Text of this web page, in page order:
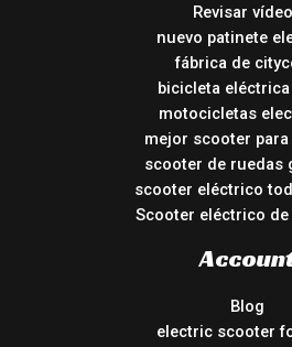
Revisar
nuevo patinete
fábrica de
bicicleta
motocicletas
mejor scooter
scooter de ruedas
scooter eléctrico
Scooter eléctrico de
Blog
electric scooter